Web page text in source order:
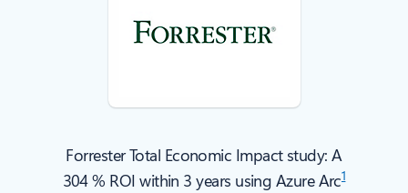
Forrester Total Economic Impact study: A
304 % ROI within 3 years using Azure Arc1